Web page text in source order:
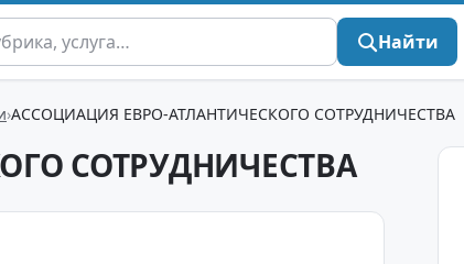
Найти
АССОЦИАЦИЯ ЕВРО-АТЛАНТИЧЕСКОГО СОТРУДНИЧЕСТВА
СОТРУДНИЧЕСТВА